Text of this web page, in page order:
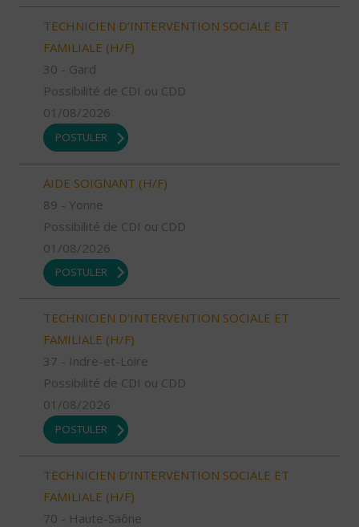
TECHNICIEN D’INTERVENTION SOCIALE ET
FAMILIALE (H/F)
30 - Gard
Possibilité de CDI ou CDD
01/08/2026
POSTULER
AIDE SOIGNANT (H/F)
89 - Yonne
Possibilité de CDI ou CDD
01/08/2026
POSTULER
TECHNICIEN D’INTERVENTION SOCIALE ET
FAMILIALE (H/F)
37 - Indre-et-Loire
Possibilité de CDI ou CDD
01/08/2026
POSTULER
TECHNICIEN D’INTERVENTION SOCIALE ET
FAMILIALE (H/F)
70 - Haute-Saône